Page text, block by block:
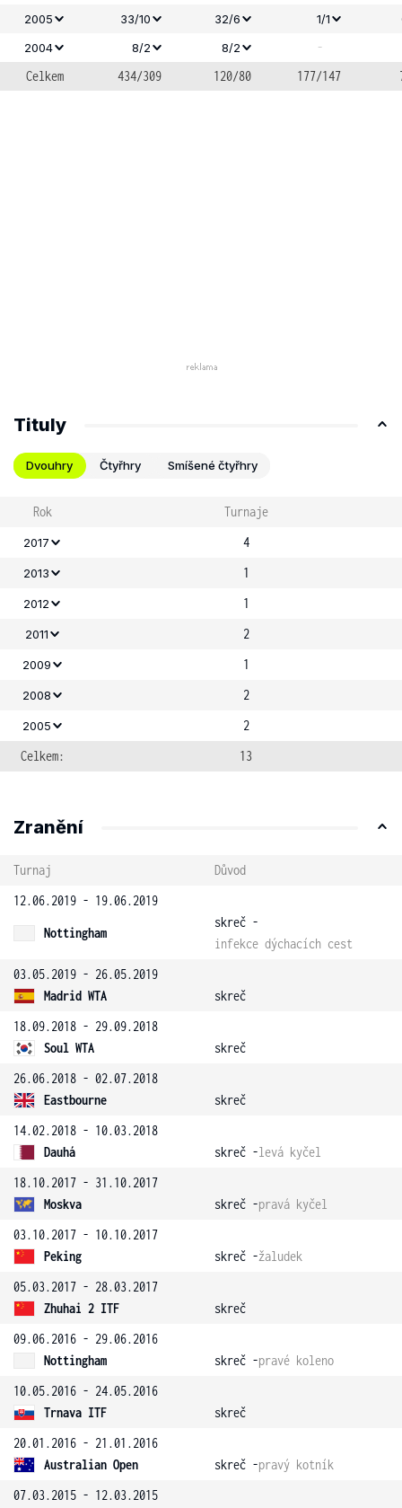
2005 33/10 32/6 1/1
2004
8/2 8/2
-
Celkem
434/309 120/80 177/147
Tituly
Dvouhry Čtyřhry Smíšené čtyřhry
Rok Turnaje
2017 4
2013 1
2012 1
2011 2
2009 1
2008 2
2005
2
Celkem:
13
Zranění
Turnaj
Důvod
12.06.2019 - 19.06.2019
Nottingham
skreč -
infekce dýchacích cest
03.05.2019 - 26.05.2019
Madrid WTA
skreč
18.09.2018 - 29.09.2018
Soul WTA
skreč
26.06.2018 - 02.07.2018
Eastbourne
skreč
14.02.2018 - 10.03.2018
Dauhá
skreč -levá kyčel
18.10.2017 - 31.10.2017
Moskva
skreč -pravá kyčel
03.10.2017 - 10.10.2017
Peking
skreč -žaludek
05.03.2017 - 28.03.2017
Zhuhai 2 ITF
skreč
09.06.2016 - 29.06.2016
Nottingham
skreč -pravé koleno
10.05.2016 - 24.05.2016
Trnava ITF
skreč
20.01.2016 - 21.01.2016
Australian Open
skreč -pravý kotník
07.03.2015 - 12.03.2015